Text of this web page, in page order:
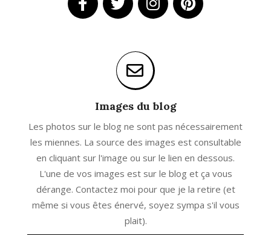
Images du blog
Les photos sur le blog ne sont pas nécessairement
les miennes. La source des images est consultable
en cliquant sur l'image ou sur le lien en dessous.
L'une de vos images est sur le blog et ça vous
dérange. Contactez moi pour que je la retire (et
même si vous êtes énervé, soyez sympa s'il vous
plait).